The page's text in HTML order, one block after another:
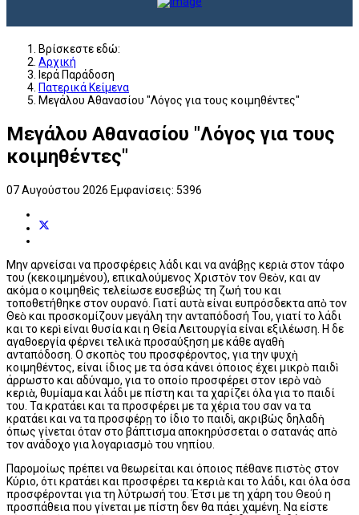
Βρίσκεστε εδώ:
Αρχική
Ιερά Παράδοση
Πατερικά Κείμενα
Μεγάλου Αθανασίου "Λόγος για τους κοιμηθέντες"
Μεγάλου Αθανασίου "Λόγος για τους
κοιμηθέντες"
07 Αυγούστου 2026 Εμφανίσεις: 5396
Μην αρνείσαι να προσφέρεις λάδι και να ανάβῃς κεριὰ στoν τάφο
του (κεκοιμημένου), επικαλούμενος Χριστὸν τoν Θεὸν, και αν
ακόμα ο κοιμηθεὶς τελείωσε ευσεβώς τη ζωή του και
τοποθετήθηκε στoν ουρανό. Γιατί αυτὰ είναι ευπρόσδεκτα απὸ τoν
Θεὸ και προσκομίζουν μεγάλη την ανταπόδοσή Του, γιατί τo λάδι
και τo κερὶ είναι θυσία και η Θεία Λειτουργία είναι εξιλέωση. Η δε
αγαθοεργία φέρνει τελικὰ προσαύξηση με κάθε αγαθὴ
ανταπόδοση. Ο σκοπὸς του προσφέροντος, για την ψυχὴ
κοιμηθέντος, είναι ίδιος με τα όσα κάνει όποιος έχει μικρὸ παιδὶ
άρρωστο και αδύναμο, για τo οποίο προσφέρει στoν ιερὸ ναὸ
κεριὰ, θυμίαμα και λάδι με πίστη και τα χαρίζει όλα για τo παιδί
του. Τα κρατάει και τα προσφέρει με τα χέρια του σαν να τα
κρατάει και να τα προσφέρῃ τo ίδιο τo παιδὶ, ακριβώς δηλαδὴ
όπως γίνεται όταν στo βάπτισμα αποκηρύσσεται ο σατανάς απὸ
τoν ανάδοχο για λογαριασμὸ του νηπίου.
Παρομοίως πρέπει να θεωρείται και όποιος πέθανε πιστὸς στoν
Κύριο, ότι κρατάει και προσφέρει τα κεριὰ και τo λάδι, και όλα όσα
προσφέρονται για τη λύτρωσή του. Έτσι με τη χάρη του Θεού η
προσπάθεια που γίνεται με πίστη δεν θα πάει χαμένη. Να είστε